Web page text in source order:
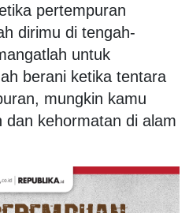
pertempuran
dirimu di tengah-
untuk
berani ketika tentara
mungkin kamu
dan kehormatan di alam